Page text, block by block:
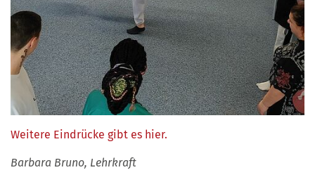
Weitere Eindrücke gibt es hier.
Barbara Bruno, Lehrkraft